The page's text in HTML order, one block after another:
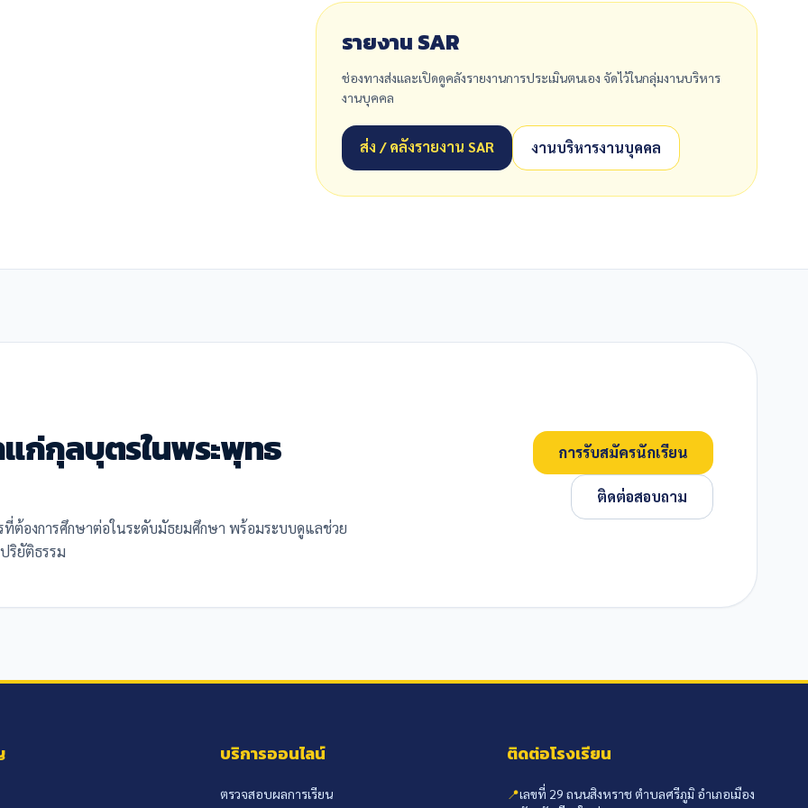
รายงาน SAR
ช่องทางส่งและเปิดดูคลังรายงานการประเมินตนเอง จัดไว้ในกลุ่มงานบริหาร
งานบุคคล
ส่ง / คลังรายงาน SAR งานบริหารงานบุคคล
ก่กุลบุตรในพระพุทธ
ต้องการศึกษาต่อในระดับมัธยมศึกษา พร้อมระบบดูแลช่วย
ริยัติธรรม
การรับสมัครนักเรียน
ติดต่อสอบถาม
บริการออนไลน์
ตรวจสอบผลการเรียน
ติดต่อโรงเรียน
📍เลขที่ 29 ถนนสิงหราช ตำบลศรีภูมิ อำเภอเมือง